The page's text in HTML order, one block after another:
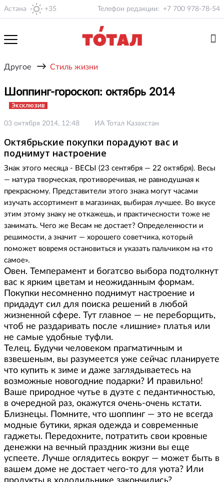
Астана +35 Телефон редакции: +7 700 978-78-54
Другое → Стиль жизни
Шоппинг-гороскоп: октябрь 2014
Эксклюзив
03 октября 2014, 12:48 ИА Тотал Казахстан
Октябрьские покупки порадуют вас и
поднимут настроение
Знак этого месяца - ВЕСЫ (23 сентября — 22 октября). Весы
— натура творческая, противоречивая, не равнодушная к
прекрасному. Представители этого знака могут часами
изучать ассортимент в магазинах, выбирая лучшее. Во вкусе
этим этому знаку не откажешь, и практичесности тоже не
занимать. Чего же Весам не достает? Определенности и
решимости, а значит — хорошего советчика, который
поможет вовремя остановиться и указать пальчиком на «то
самое».
Овен. Темперамент и богатсво выбора подтолкнут
вас к ярким цветам и неожиданным формам.
Покупки несомненно поднимут настроение и
придадут сил для поиска решений в любой
жизненной сфере. Тут главное — не переборщить,
чтоб не раздаривать после «лишние» платья или
не самые удобные туфли.
Телец. Будучи человеком прагматичным и
взвешеным, вы разумеется уже сейчас планируете
что купить к зиме и даже заглядываетесь на
возможные новогодние подарки? И правильно!
Ваше природное чутье в дуэте с педантичностью,
в очередной раз, окажутся очень-очень кстати.
Близнецы. Помните, что шоппинг — это не всегда
модные бутики, яркая одежда и современные
гаджеты. Передохните, потратить свои кровные
денежки на вечный праздник жизни вы еще
успеете. Лучше оглядитесь вокруг — может быть в
вашем доме не достает чего-то для уюта? Или